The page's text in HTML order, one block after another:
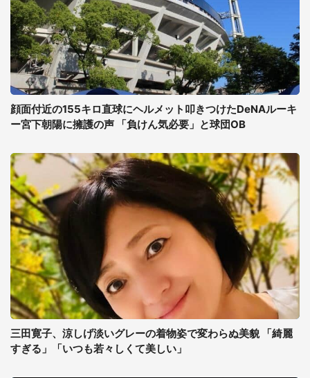
顔面付近の155キロ直球にヘルメット叩きつけたDeNAルーキ
ー宮下朝陽に擁護の声 「負けん気必要」と球団OB
三田寛子、涼しげ淡いグレーの着物姿で変わらぬ美貌 「綺麗
すぎる」「いつも若々しくて美しい」